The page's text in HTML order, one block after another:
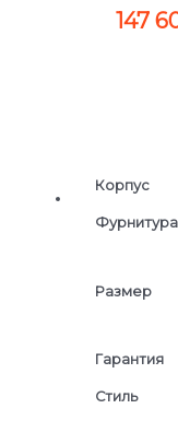
147
Корпус
Фурнитура
Размер
Гарантия
Стиль